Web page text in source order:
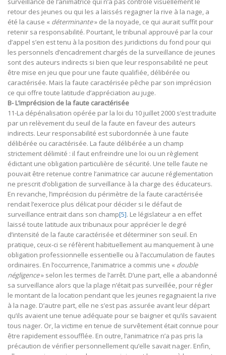
retour des jeunes ou qui les a laissés regagner la rive à la nage, a
été la cause « déterminante» de la noyade, ce qui aurait suffit pour
retenir sa responsabilité. Pourtant, le tribunal approuvé par la cour
d’appel s’en est tenu à la position des juridictions du fond pour qui
les personnels d’encadrement chargés de la surveillance de jeunes
sont des auteurs indirects si bien que leur responsabilité ne peut
être mise en jeu que pour une faute qualifiée, délibérée ou
caractérisée. Mais la faute caractérisée pêche par son imprécision
ce qui offre toute latitude d’appréciation au juge.
B- L’imprécision de la faute caractérisée
11-La dépénalisation opérée par la loi du 10 juillet 2000 s’est traduite
par un relèvement du seuil de la faute en faveur des auteurs
indirects. Leur responsabilité est subordonnée à une faute
délibérée ou caractérisée. La faute délibérée a un champ
strictement délimité : il faut enfreindre une loi ou un règlement
édictant une obligation particulière de sécurité. Une telle faute ne
pouvait être retenue contre l’animatrice car aucune réglementation
ne prescrit d’obligation de surveillance à la charge des éducateurs.
En revanche, l’imprécision du périmètre de la faute caractérisée
rendait l’exercice plus délicat pour décider si le défaut de
surveillance entrait dans son champ[5]. Le législateur a en effet
laissé toute latitude aux tribunaux pour apprécier le degré
d’intensité de la faute caractérisée et déterminer son seuil. En
pratique, ceux-ci se réfèrent habituellement au manquement à une
obligation professionnelle essentielle ou à l’accumulation de fautes
ordinaires. En l’occurrence, l’animatrice a commis une « double
négligence» selon les termes de l’arrêt. D’une part, elle a abandonné
sa surveillance alors que la plage n’était pas surveillée, pour régler
le montant de la location pendant que les jeunes regagnaient la rive
à la nage. D’autre part, elle ne s’est pas assurée avant leur départ
qu’ils avaient une tenue adéquate pour se baigner et qu’ils savaient
tous nager. Or, la victime en tenue de survêtement était connue pour
être rapidement essoufflée. En outre, l’animatrice n’a pas pris la
précaution de vérifier personnellement qu’elle savait nager. Enfin,